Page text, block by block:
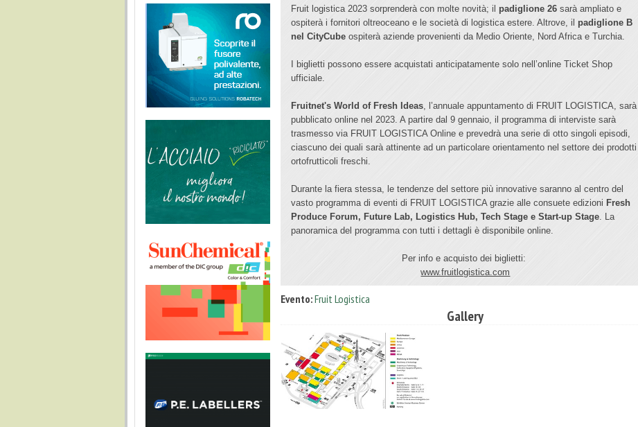
Fruit logistica 2023 sorprenderà con molte novità; il padiglione 26 sarà ampliato e
ospiterà i fornitori oltreoceano e le società di logistica estere. Altrove, il padiglione B
nel CityCubeospiterà aziende provenienti da Medio Oriente, Nord Africa e Turchia.
I biglietti possono essere acquistati anticipatamente solo nell’online Ticket Shop
ufficiale.
Fruitnet's World of Fresh Ideas, l’annuale appuntamento di FRUIT LOGISTICA, sarà
pubblicato online nel 2023. A partire dal 9 gennaio, il programma di interviste sarà
trasmesso via FRUIT LOGISTICA Online e prevedrà una serie di otto singoli episodi,
ciascuno dei quali sarà attinente ad un particolare orientamento nel settore dei prodotti
ortofrutticoli freschi.
Durante la fiera stessa, le tendenze del settore più innovative saranno al centro del
vasto programma di eventi di FRUIT LOGISTICA grazie alle consuete edizioni Fresh
Produce Forum, Future Lab, Logistics Hub, Tech Stage e Start-up Stage. La
panoramica del programma con tutti i dettagli è disponibile online.
Per info e acquisto dei biglietti:
www.fruitlogistica.com
Evento:Fruit Logistica
Gallery